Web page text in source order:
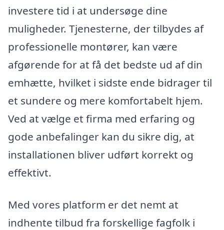
investere tid i at undersøge dine
muligheder. Tjenesterne, der tilbydes af
professionelle montører, kan være
afgørende for at få det bedste ud af din
emhætte, hvilket i sidste ende bidrager til
et sundere og mere komfortabelt hjem.
Ved at vælge et firma med erfaring og
gode anbefalinger kan du sikre dig, at
installationen bliver udført korrekt og
effektivt.
Med vores platform er det nemt at
indhente tilbud fra forskellige fagfolk i